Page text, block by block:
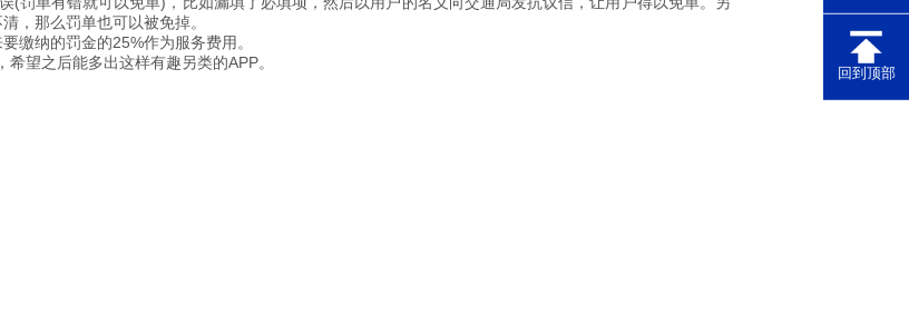
回到顶部
，那么罚单也可以被免掉。
缴纳的罚金的25%作为服务费用。
望之后能多出这样有趣另类的APP。